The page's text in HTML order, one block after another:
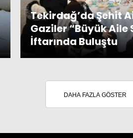
Tekirdağ’da Şehit
Gaziler “Büyük Aile
İftarında Buluştu
DAHA FAZLA GÖSTER